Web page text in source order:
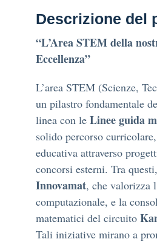
Descrizione del
“L’Area STEM della
Eccellenza”
L’area STEM (Scienze,
un pilastro fondamentale
linea con le Linee guida
solido percorso
educativa attraverso
concorsi esterni. Tra
Innovamat, che valorizza
computazionale, e la
matematici del circuito
Tali iniziative mirano a